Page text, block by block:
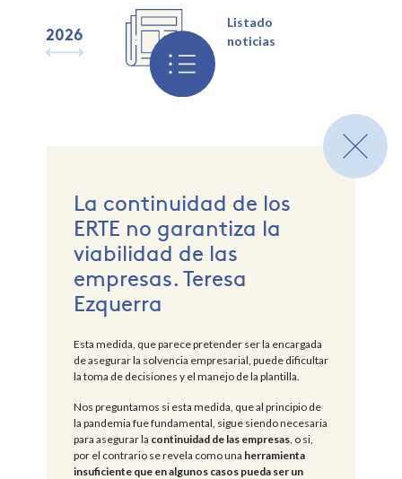
2026 2024 2023 2022 2021
Listado
noticias
La continuidad de los
ERTE no garantiza la
viabilidad de las
empresas. Teresa
Ezquerra
Esta medida, que parece pretender ser la encargada
de asegurar la solvencia empresarial, puede dificultar
la toma de decisiones y el manejo de la plantilla.
Nos preguntamos si esta medida, que al principio de
la pandemia fue fundamental, sigue siendo necesaria
para asegurar la continuidad de las empresas, o si,
por el contrario se revela como una herramienta
insuficiente que en algunos casos pueda ser un